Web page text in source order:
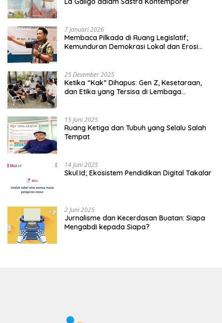
7 Januari 2026
Membaca Pilkada di Ruang Legislatif;
Kemunduran Demokrasi Lokal dan Erosi
25 Desember 2025
Ketika “Kak” Dihapus: Gen Z, Kesetaraan,
dan Etika yang Tersisa di Lembaga
15 Juni 2025
Ruang Ketiga dan Tubuh yang Selalu Salah
Tempat
14 Juni 2025
Skul.Id; Ekosistem Pendidikan Digital Takalar
2 Juni 2025
Jurnalisme dan Kecerdasan Buatan: Siapa
Mengabdi kepada Siapa?